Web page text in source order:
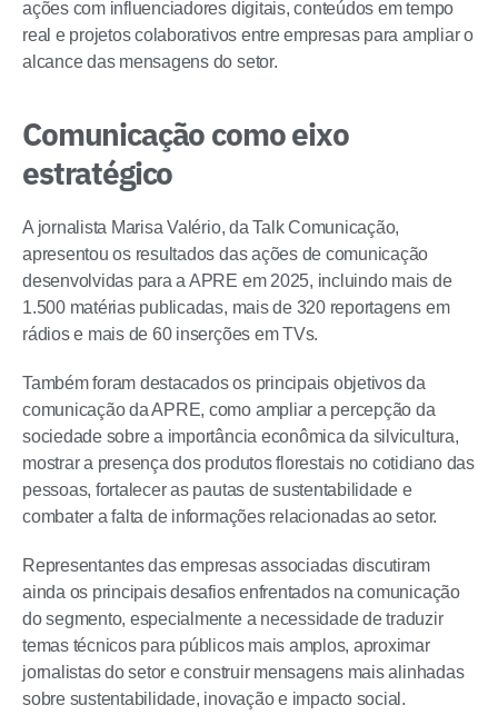
ações com influenciadores digitais, conteúdos em tempo
real e projetos colaborativos entre empresas para ampliar o
alcance das mensagens do setor.
Comunicação como eixo
estratégico
A jornalista Marisa Valério, da Talk Comunicação,
apresentou os resultados das ações de comunicação
desenvolvidas para a APRE em 2025, incluindo mais de
1.500 matérias publicadas, mais de 320 reportagens em
rádios e mais de 60 inserções em TVs.
Também foram destacados os principais objetivos da
comunicação da APRE, como ampliar a percepção da
sociedade sobre a importância econômica da silvicultura,
mostrar a presença dos produtos florestais no cotidiano das
pessoas, fortalecer as pautas de sustentabilidade e
combater a falta de informações relacionadas ao setor.
Representantes das empresas associadas discutiram
ainda os principais desafios enfrentados na comunicação
do segmento, especialmente a necessidade de traduzir
temas técnicos para públicos mais amplos, aproximar
jornalistas do setor e construir mensagens mais alinhadas
sobre sustentabilidade, inovação e impacto social.